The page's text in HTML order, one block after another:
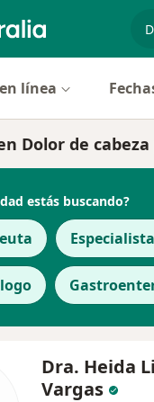
línea
Dolor de
estás buscando?
Dra. Heida
Vargas